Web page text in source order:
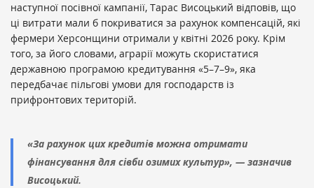
наступної посівної кампанії, Тарас Висоцький відповів, що
ці витрати мали б покриватися за рахунок компенсацій, які
фермери Херсонщини отримали у квітні 2026 року. Крім
того, за його словами, аграрії можуть скористатися
державною програмою кредитування «5–7–9», яка
передбачає пільгові умови для господарств із
прифронтових територій.
«За рахунок цих кредитів можна отримати
фінансування для сівби озимих культур», — зазначив
Висоцький.